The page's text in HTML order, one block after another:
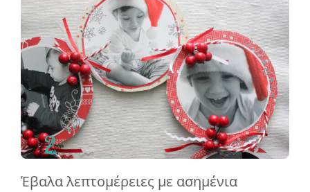
Έβαλα λεπτομέρειες με ασημένια